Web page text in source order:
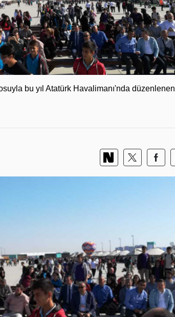
bu yıl Atatürk Havalimanı'nda düzenlenen